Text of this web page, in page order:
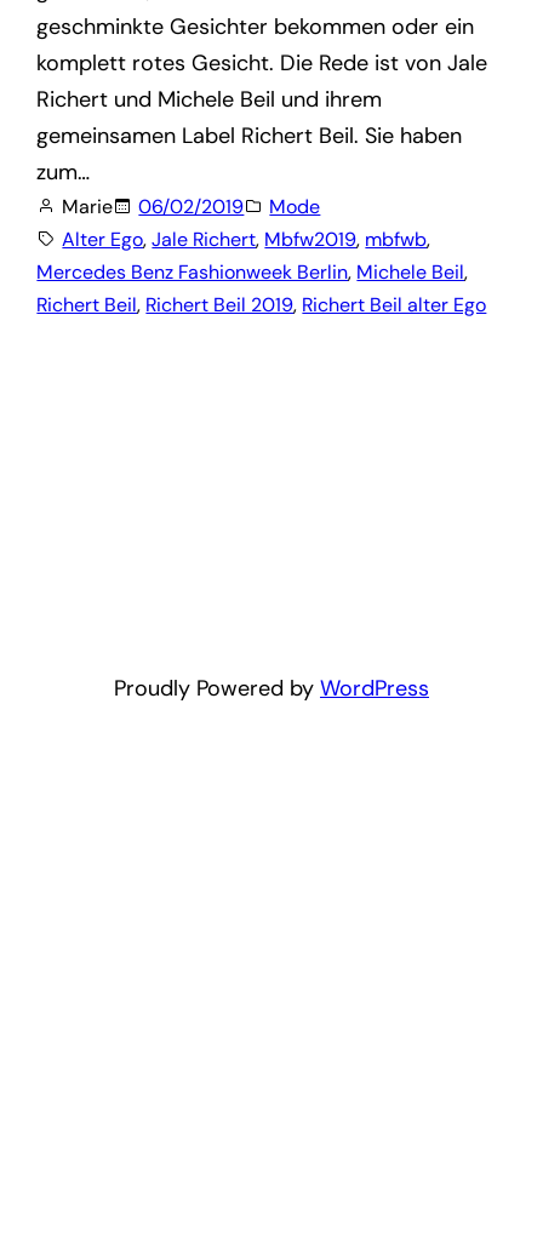
geschminkte Gesichter bekommen oder ein
komplett rotes Gesicht. Die Rede ist von Jale
Richert und Michele Beil und ihrem
gemeinsamen Label Richert Beil. Sie haben
zum…
Marie 06/02/2019
Mode
Alter Ego, Jale Richert, Mbfw2019, mbfwb,
Mercedes Benz Fashionweek Berlin, Michele Beil,
Richert Beil, Richert Beil 2019, Richert Beil alter Ego
Proudly Powered by WordPress